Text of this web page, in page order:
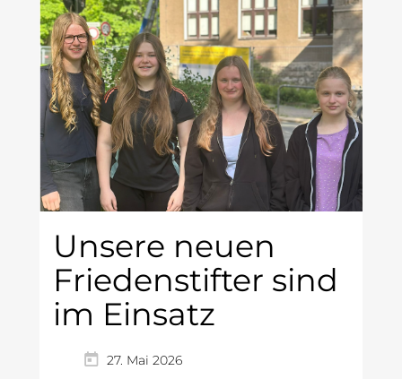
Unsere neuen
Friedenstifter sind
im Einsatz
27. Mai 2026